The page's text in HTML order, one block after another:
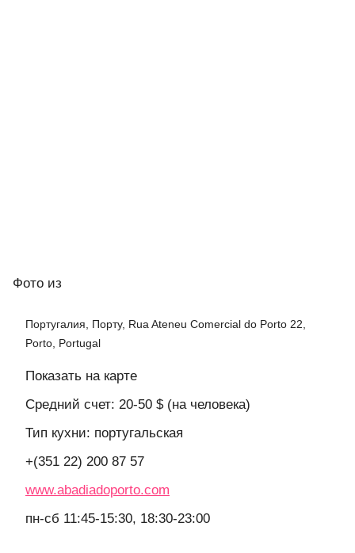
Фото из
Португалия, Порту, Rua Ateneu Comercial do Porto 22,
Porto, Portugal
Показать на карте
Средний счет: 20-50 $ (на человека)
Тип кухни: португальская
+(351 22) 200 87 57
www.abadiadoporto.com
пн-сб 11:45-15:30, 18:30-23:00